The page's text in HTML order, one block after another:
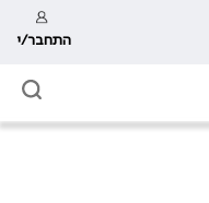
התחבר/י